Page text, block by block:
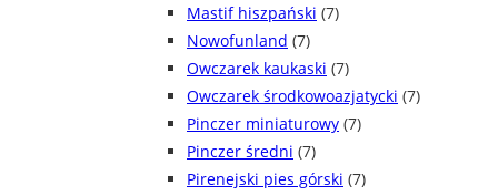
Mastif hiszpański (7)
Nowofunland (7)
Owczarek kaukaski (7)
Owczarek środkowoazjatycki (7)
Pinczer miniaturowy (7)
Pinczer średni (7)
Pirenejski pies górski (7)